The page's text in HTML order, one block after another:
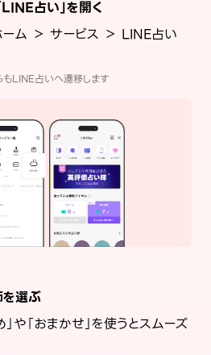
占い」を開く
ム ＞ サービス ＞ LINE占い
LINE占いへ遷移します
選ぶ
や「おまかせ」を使うとスムーズ